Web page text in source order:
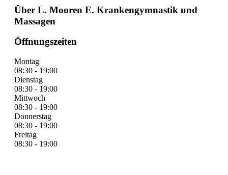
Über L. Mooren E. Krankengymnastik und
Massagen
Öffnungszeiten
Montag
08:30 - 19:00
Dienstag
08:30 - 19:00
Mittwoch
08:30 - 19:00
Donnerstag
08:30 - 19:00
Freitag
08:30 - 19:00